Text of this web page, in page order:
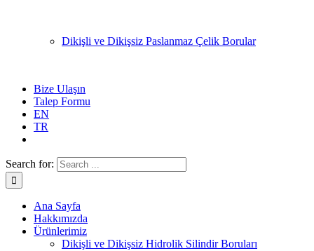
Dikişli ve Dikişsiz Paslanmaz Çelik Borular
Bize Ulaşın
Talep Formu
EN
TR
Search for:
Ana Sayfa
Hakkımızda
Ürünlerimiz
Dikişli ve Dikişsiz Hidrolik Silindir Boruları